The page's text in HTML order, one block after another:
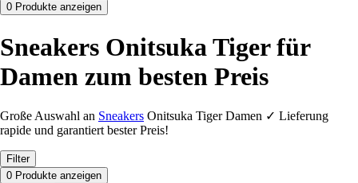
0 Produkte anzeigen
Sneakers Onitsuka Tiger für
Damen zum besten Preis
Große Auswahl an Sneakers Onitsuka Tiger Damen ✓ Lieferung
rapide und garantiert bester Preis!
Filter
0 Produkte anzeigen